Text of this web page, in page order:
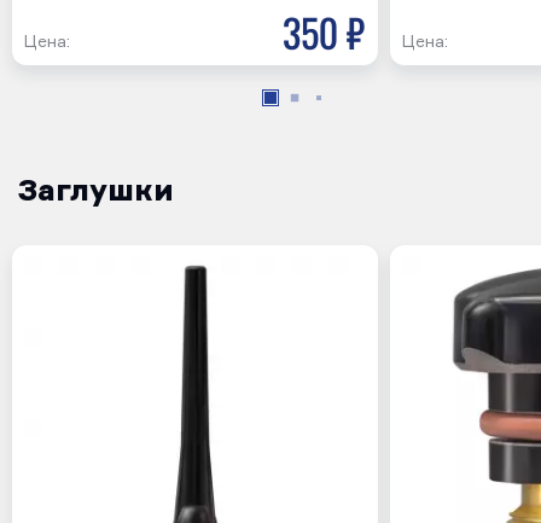
Цена: 350 р Цена:
Заглушки